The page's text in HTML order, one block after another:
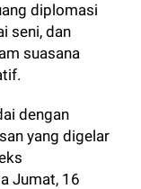
diplomasi
seni, dan
suasana
dengan
yang digelar
Jumat, 16